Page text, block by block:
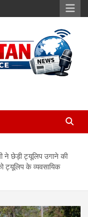
ने छेड़ी ट्यूलिप उगाने की
ट्यूलिप के व्यवसायिक